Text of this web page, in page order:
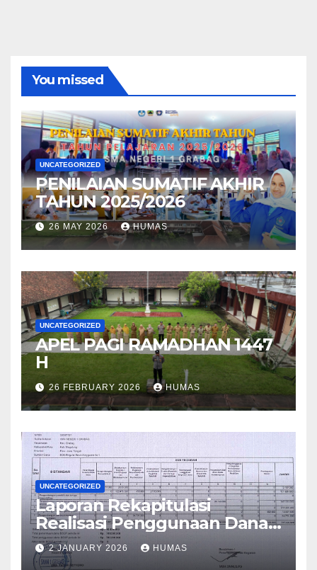
You missed
UNCATEGORIZED
PENILAIAN SUMATIF AKHIR
TAHUN 2025/2026
26 MAY 2026 HUMAS
UNCATEGORIZED
APEL PAGI RAMADHAN 1447
H
26 FEBRUARY 2026 HUMAS
UNCATEGORIZED
Laporan Rekapitulasi
Realisasi Penggunaan Dana
BOS Reguler Tahap 2 Tahun
2025
2 JANUARY 2026 HUMAS